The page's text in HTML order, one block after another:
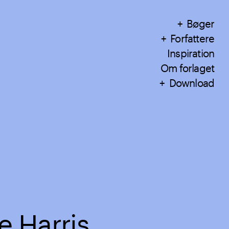
Bøger
Forfattere
Inspiration
Om forlaget
Download
Harris